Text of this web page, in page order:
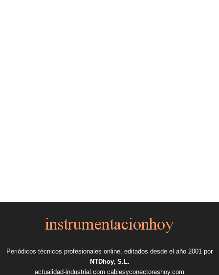
Periódicos técnicos profesionales online, editados desde el año 2001 por
NTDhoy, S.L.
actualidad-industrial.com cablesyconectoreshoy.com